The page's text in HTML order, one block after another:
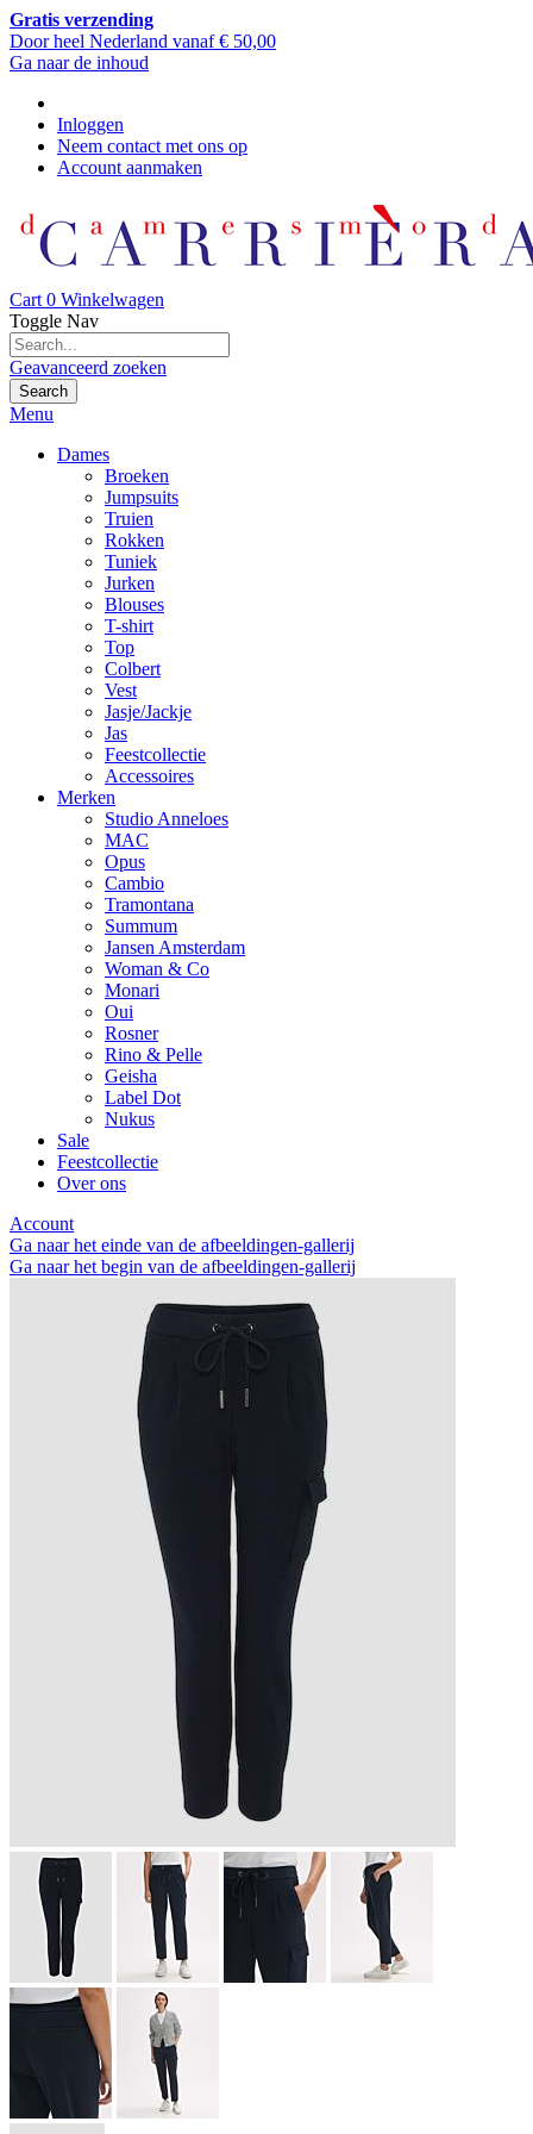
Gratis verzending
Door heel Nederland vanaf € 50,00
Ga naar de inhoud
Inloggen
Neem contact met ons op
Account aanmaken
Cart 0 Winkelwagen
Toggle Nav
Geavanceerd zoeken
Search
Menu
Dames
Broeken
Jumpsuits
Truien
Rokken
Tuniek
Jurken
Blouses
T-shirt
Top
Colbert
Vest
Jasje/Jackje
Jas
Feestcollectie
Accessoires
Merken
Studio Anneloes
MAC
Opus
Cambio
Tramontana
Summum
Jansen Amsterdam
Woman & Co
Monari
Oui
Rosner
Rino & Pelle
Geisha
Label Dot
Nukus
Sale
Feestcollectie
Over ons
Account
Ga naar het einde van de afbeeldingen-gallerij
Ga naar het begin van de afbeeldingen-gallerij